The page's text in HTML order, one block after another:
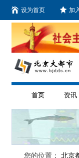
设为首页 加
首页 资讯
您的位置： 北京